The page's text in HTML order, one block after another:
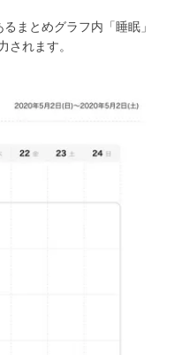
まとめグラフ内「睡眠」
されます。